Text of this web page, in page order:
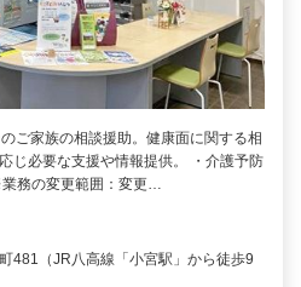
ご家族の相談援助。健康面に関する相
じ必要な支援や情報提供。 ・介護予防
務の変更範囲：変更…
481（JR八高線「小宮駅」から徒歩9